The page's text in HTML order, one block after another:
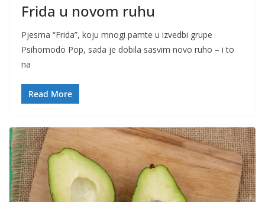
Frida u novom ruhu
Pjesma “Frida”, koju mnogi pamte u izvedbi grupe
Psihomodo Pop, sada je dobila sasvim novo ruho – i to
na
Read More